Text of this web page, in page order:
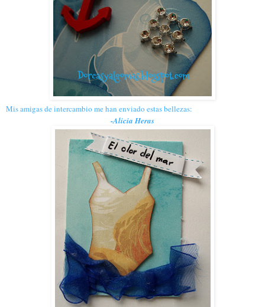
Mis amigas de intercambio me han enviado estas bellezas:
-Alicia Heras